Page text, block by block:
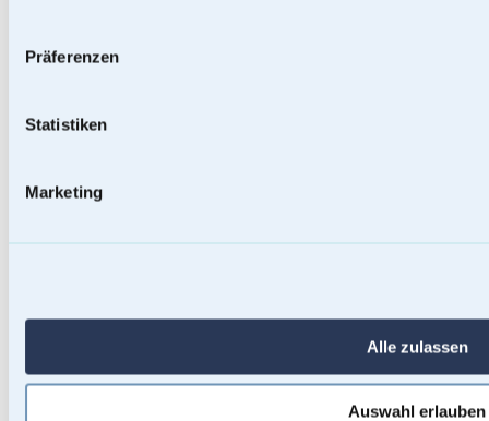
Präferenzen
Statistiken
Marketing
Alle zulassen
Auswahl erlauben